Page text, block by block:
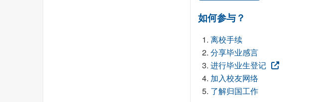
如何参与？
离校手续
分享毕业感言
进行毕业生登记
加入校友网络
了解归国工作